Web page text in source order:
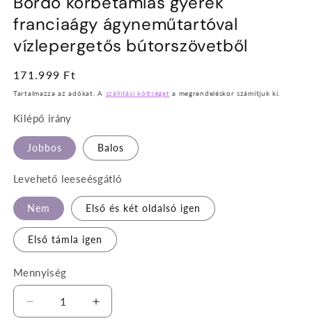
franciaágy ágyneműtartóval
vízlepergetős bútorszövetből
Normál
ár
171.999 Ft
Tartalmazza az adókat. A szállítási költséget a megrendeléskor számítjuk ki.
Kilépő irány
Jobbos Balos
Levehető leeseésgátló
Nem Első és két oldalsó igen
Első támla igen
Mennyiség
Bordó
körbetámlás
Bordó
körbetámlás